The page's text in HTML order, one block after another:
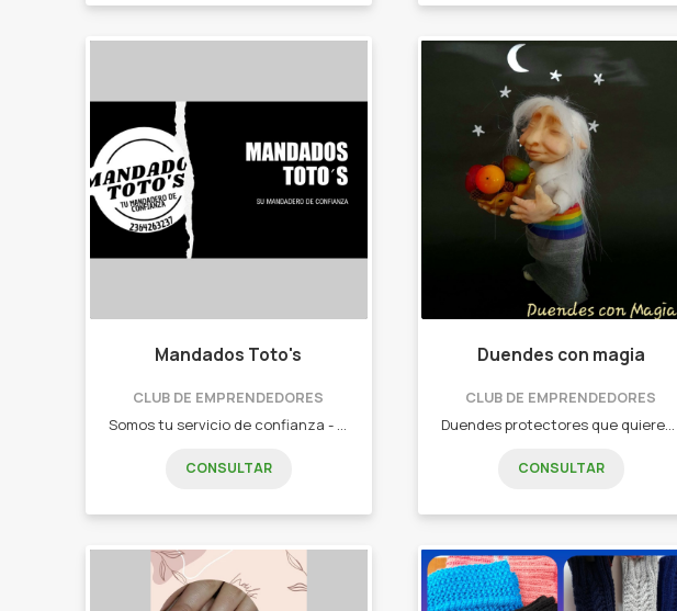
Mandados Toto's
CLUB DE EMPRENDEDORES
Somos tu servicio de confianza - Mensajería - Bancos - Delivery - Cafetería - Transporte de mercaderías - Paquetería y Papelería
CONSULTAR
Duendes con magia
CLUB DE EMPRENDEDORES
Duendes protectores que quieren entregarte su amistad ¡Magia para todos! Duendes, hadas, brujas, llaveros, portasahumerios y mas!
CONSULTAR